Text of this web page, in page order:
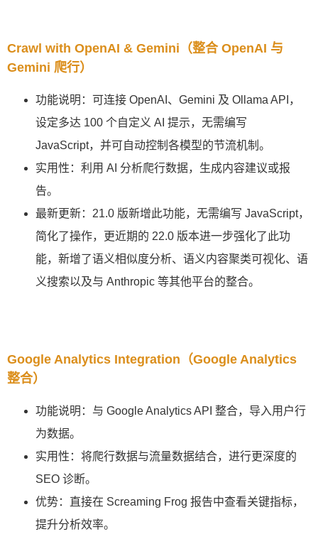
Crawl with OpenAI & Gemini（整合 OpenAI 与
Gemini 爬行）
功能说明：可连接 OpenAI、Gemini 及 Ollama API，
设定多达 100 个自定义 AI 提示，无需编写
JavaScript，并可自动控制各模型的节流机制。
实用性：利用 AI 分析爬行数据，生成内容建议或报
告。
最新更新：21.0 版新增此功能，无需编写 JavaScript，
简化了操作，更近期的 22.0 版本进一步强化了此功
能，新增了语义相似度分析、语义内容聚类可视化、语
义搜索以及与 Anthropic 等其他平台的整合。
Google Analytics Integration（Google Analytics
整合）
功能说明：与 Google Analytics API 整合，导入用户行
为数据。
实用性：将爬行数据与流量数据结合，进行更深度的
SEO 诊断。
优势：直接在 Screaming Frog 报告中查看关键指标，
提升分析效率。